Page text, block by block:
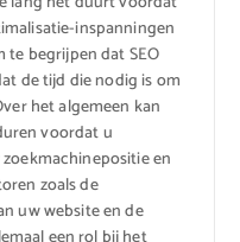
inspanningen
te begrijpen dat SEO
de tijd die nodig is om
het algemeen kan
voordat u
en
zoals de
uw website en de